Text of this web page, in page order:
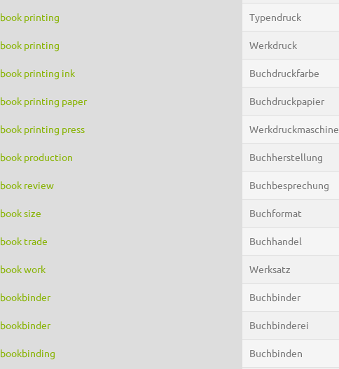
book printing Typendruck
book printing Werkdruck
book printing ink Buchdruckfarbe
book printing paper Buchdruckpapier
book printing press Werkdruckmaschine
book production Buchherstellung
book review Buchbesprechung
book size Buchformat
book trade Buchhandel
book work Werksatz
bookbinder Buchbinder
bookbinder Buchbinderei
bookbinding Buchbinden